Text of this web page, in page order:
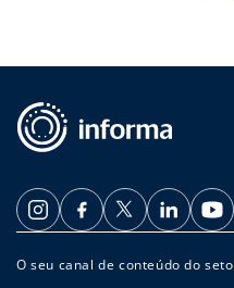
O seu canal de conteúdo do